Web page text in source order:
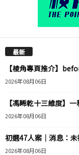
最新
【棱角專頁推介】
2026年08月06日
【馮睎乾十三維度】
2026年08月06日
初選47人案｜消息：
2026年08月06日